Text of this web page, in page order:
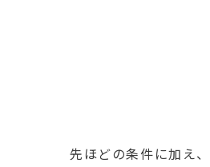
先ほどの条件に加え